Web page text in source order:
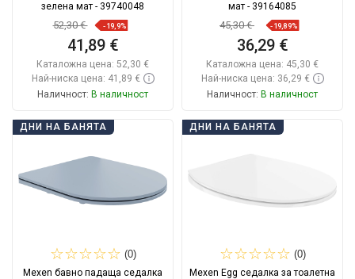
зелена мат - 39740048
52,30 € -19,9%
41,89 €
Каталожна цена: 52,30 €
Най-ниска цена: 41,89 €
Наличност: В наличност
Добави в количката
мат - 39164085
45,30 € -19,89%
36,29 €
Каталожна цена: 45,30 €
Най-ниска цена: 36,29 €
Наличност: В наличност
Добави в количката
ДНИ НА БАНЯТА
(0)
Mexen бавно падаща седалка
ДНИ НА БАНЯТА
(0)
Mexen Egg седалка за тоалетна